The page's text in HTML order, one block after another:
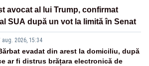
avocat al lui Trump, confirmat
SUA după un vot la limită în Senat
aug. 2026, 15:34
evadat din arest la domiciliu, după
ar fi distrus brățara electronică de